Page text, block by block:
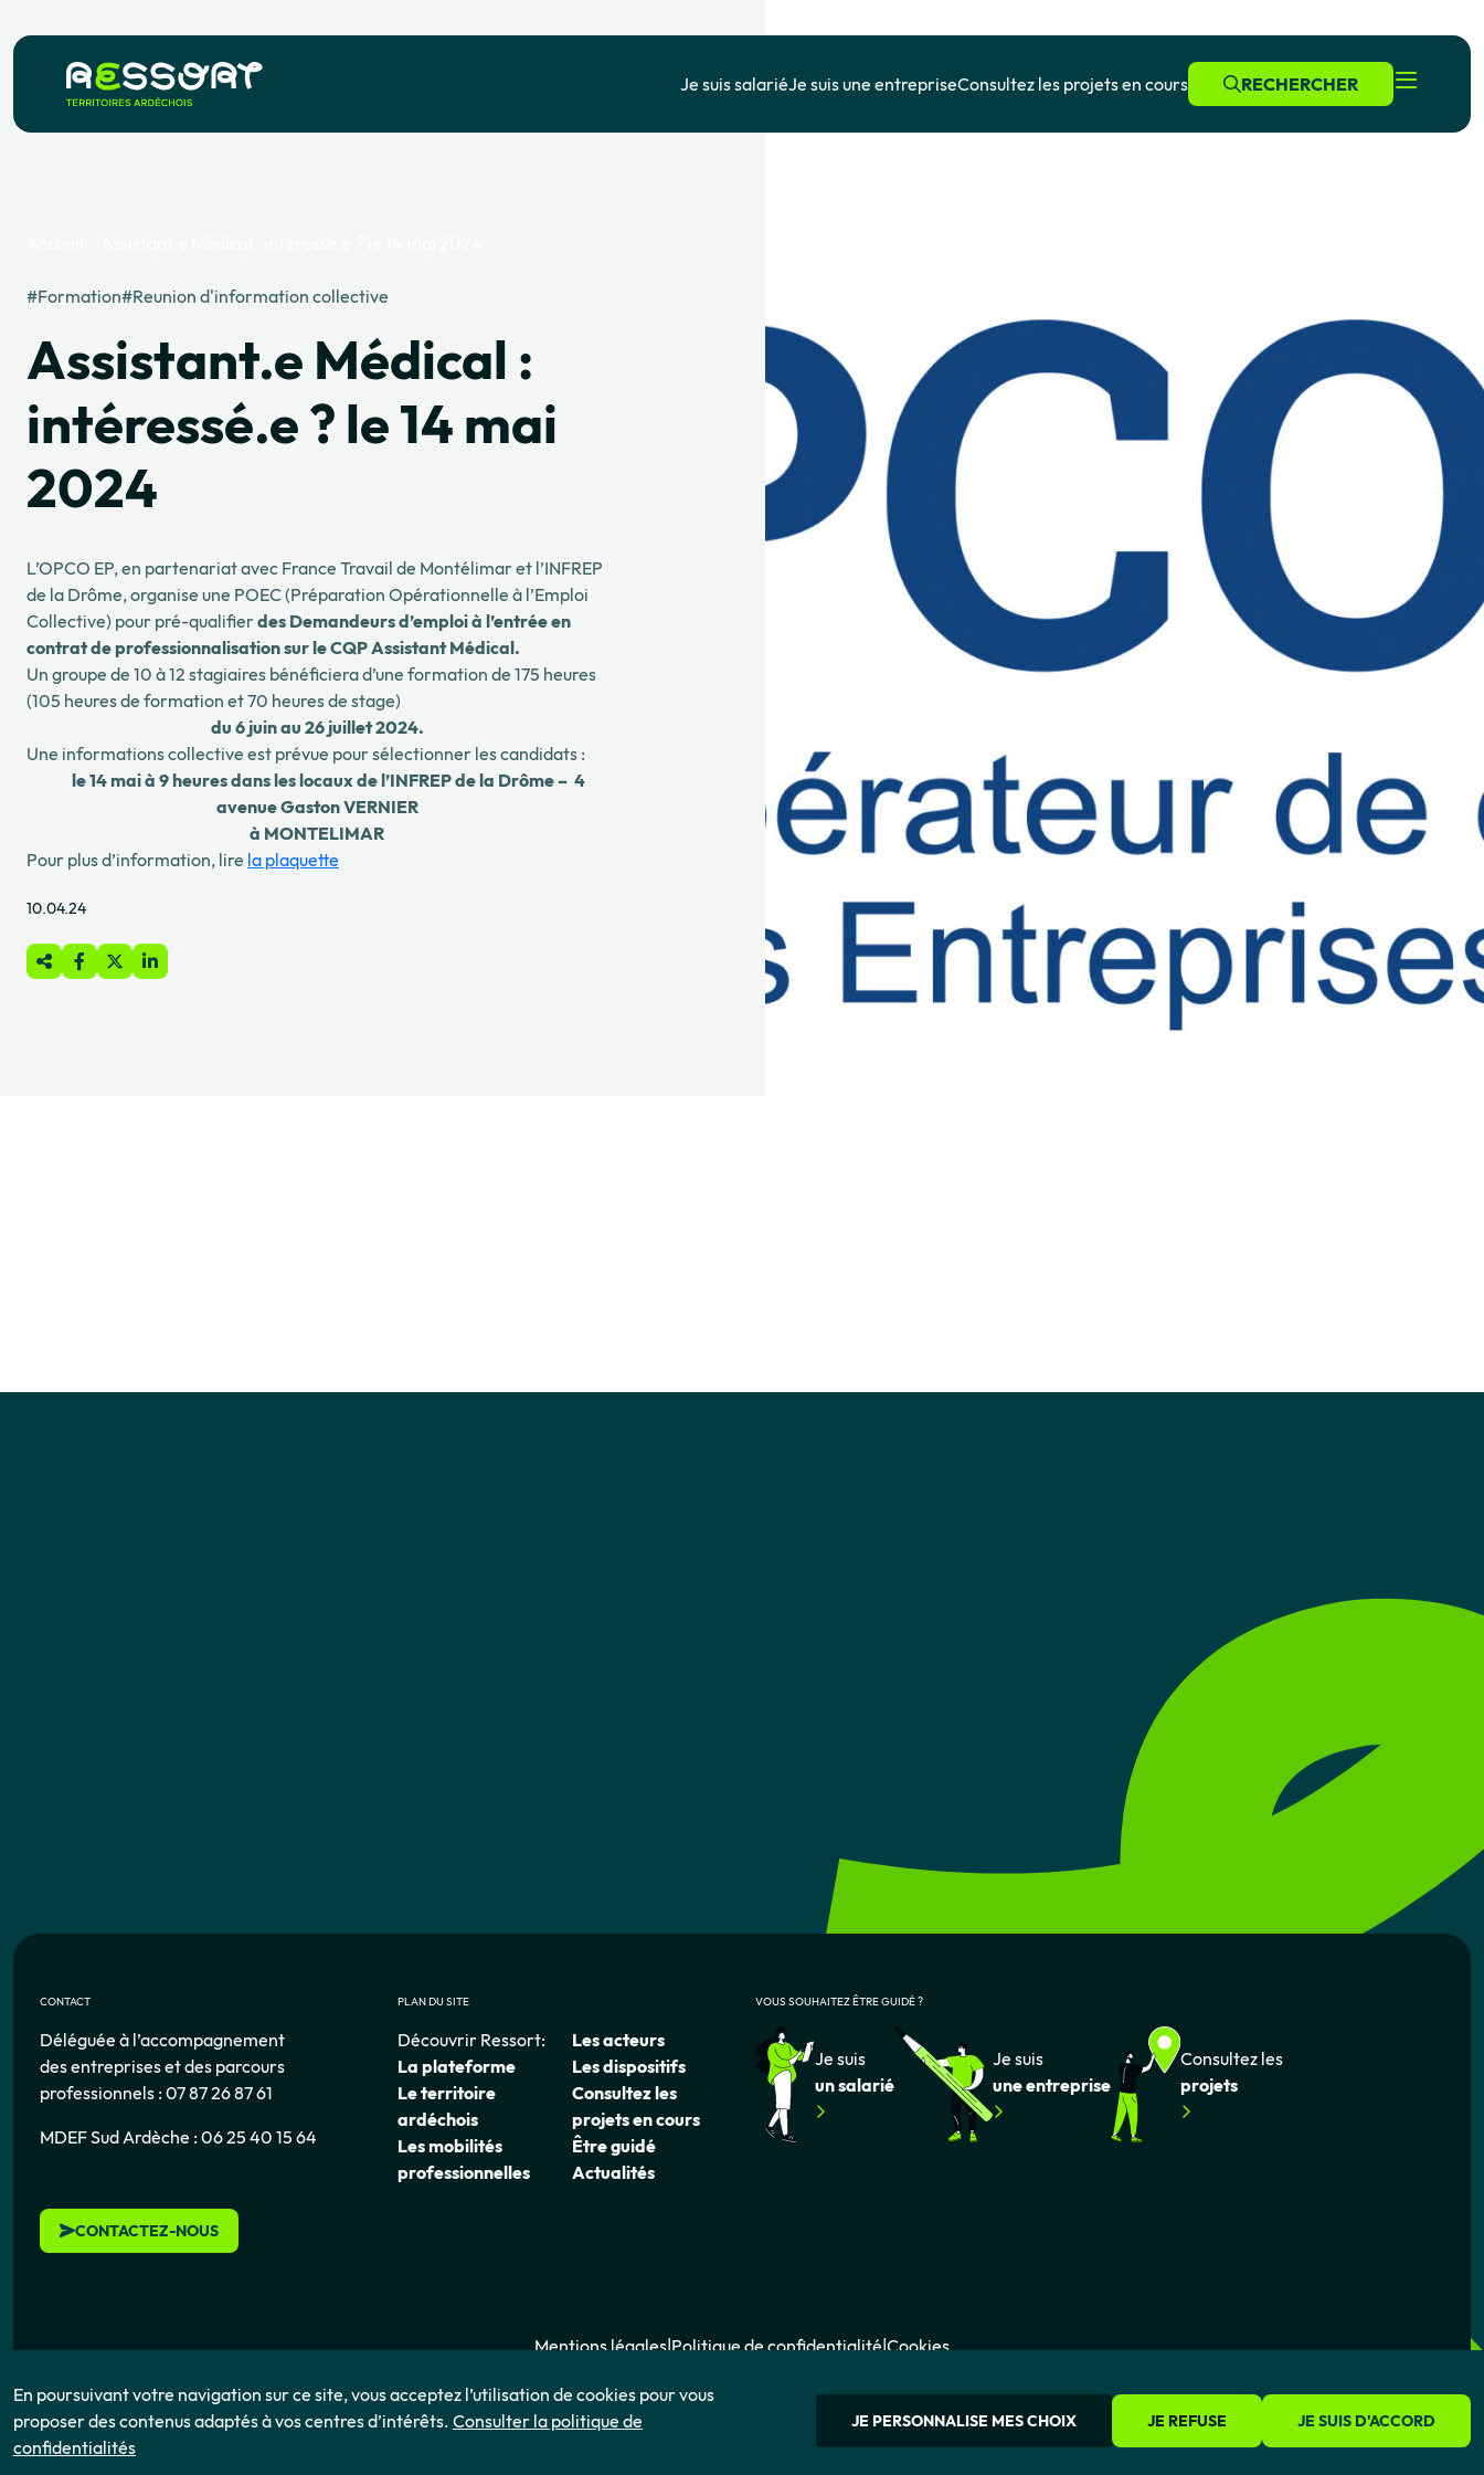
Je suis salariéJe suis une entrepriseConsultez les projets en cours RECHERCHER
#Formation#Reunion d'information collective
Assistant.e Médical :
intéressé.e ? le 14 mai
2024
L’OPCO EP, en partenariat avec France Travail de Montélimar et l’INFREP
de la Drôme, organise une POEC (Préparation Opérationnelle à l’Emploi
Collective) pour pré-qualifierdes Demandeurs d’emploi à l’entrée en
contrat de professionnalisation sur le CQP Assistant Médical.
Un groupe de 10 à 12 stagiaires bénéficiera d’une formation de 175 heures
(105 heures de formation et 70 heures de stage)
du 6 juin au 26 juillet 2024.
Une informations collective est prévue pour sélectionner les candidats :
le 14 mai à 9 heures dans les locaux de l’INFREP de la Drôme – 4
avenue Gaston VERNIER
à MONTELIMAR
Pour plus d’information, lire la plaquette
10.04.24
En poursuivant votre navigation sur ce site, vous acceptez l’utilisation de cookies pour vous
proposer des contenus adaptés à vos centres d’intérêts. Consulter la politique de
confidentialités
JE PERSONNALISE MES CHOIX JE REFUSE JE SUIS D'ACCORD
CONTACT
Déléguée à l’accompagnement
des entreprises et des parcours
professionnels : 07 87 26 87 61
MDEF Sud Ardèche : 06 25 40 15 64
CONTACTEZ-NOUS
PLAN DU SITE
Découvrir Ressort:
La plateforme
Le territoire
ardéchois
Les mobilités
professionnelles
Les acteurs
Les dispositifs
Consultez les
projets en cours
Être guidé
Actualités
VOUS SOUHAITEZ ÊTRE GUIDÉ ?
Je suis
un salarié
Je suis
une entreprise
Consultez les
projets
Mentions légales Politique de confidentialité Cookies